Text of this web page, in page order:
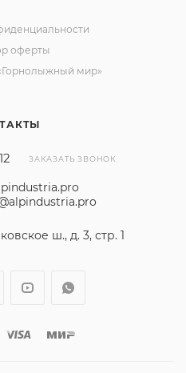
ЗАКАЗАТЬ ЗВОНОК
ш., д. 3, стр. 1
оферты
мир»